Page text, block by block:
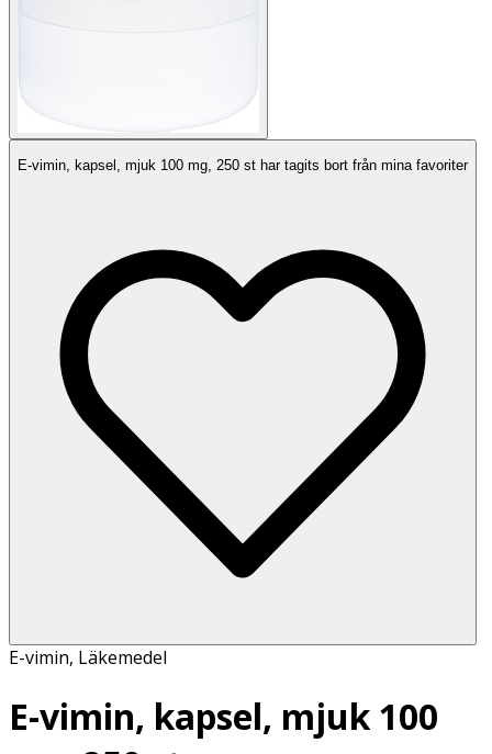
E-vimin, kapsel, mjuk 100 mg, 250 st har tagits bort från mina favoriter
E-vimin, Läkemedel
E-vimin, kapsel, mjuk 100